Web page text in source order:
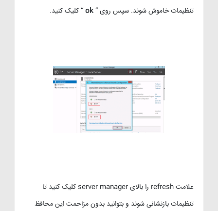
تنظیمات خاموش شوند. سپس روی “ok“ کلیک کنید.
علامت refresh را بالای server manager کلیک کنید تا
تنظیمات بازنشانی شوند و بتوانید بدون مزاحمت این محافظ